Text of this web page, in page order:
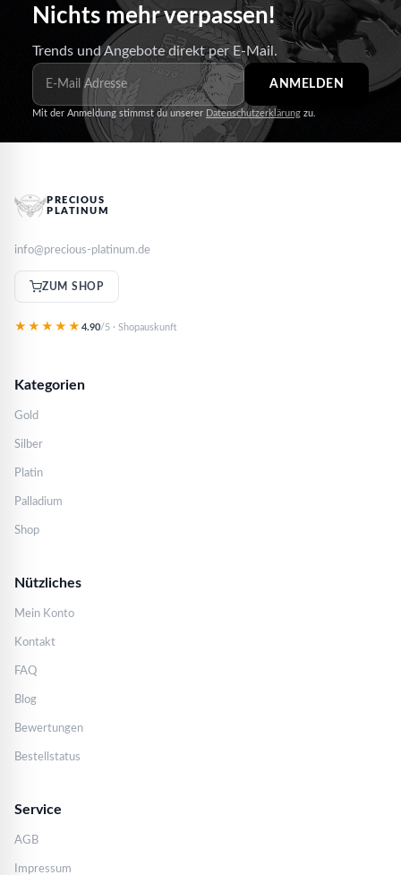
Nichts mehr verpassen!
Trends und Angebote direkt per E-Mail.
ANMELDEN
Mit der Anmeldung stimmst du unserer Datenschutzerklärung zu.
PRECIOUS
PLATINUM
info@precious-platinum.de
ZUM SHOP
★★★★★ 4.90/5 · Shopauskunft
Kategorien
Gold
Silber
Platin
Palladium
Shop
Nützliches
Mein Konto
Kontakt
FAQ
Blog
Bewertungen
Bestellstatus
Service
AGB
Impressum